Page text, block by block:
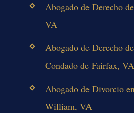
Abogado de Derecho
VA
Abogado de Derecho
Condado de Fairfax, VA
Abogado de Divorcio
William, VA